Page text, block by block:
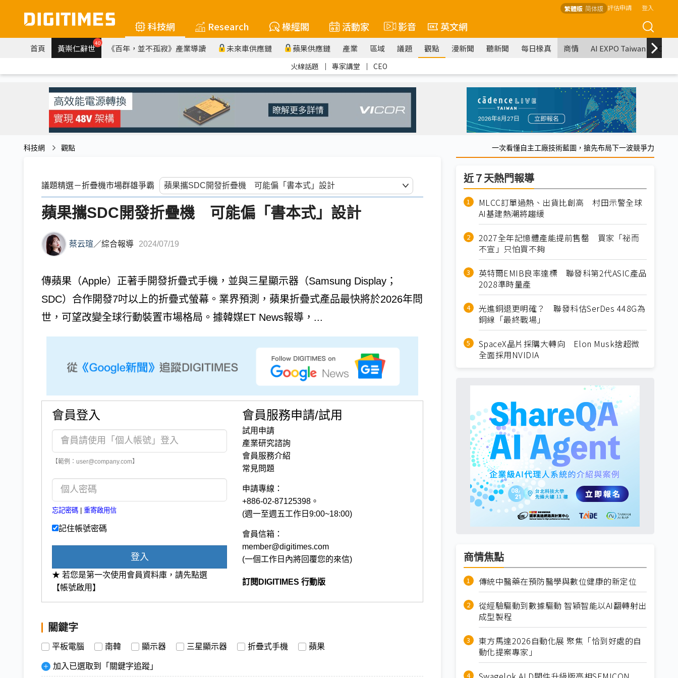
繁體版 简体版 評估申請 登入
科技網 Research 椽經閣 活動家 影音 英文網
首頁 黃崇仁辭世40 《百年，並不孤寂》產業導讀 未來車供應鏈 蘋果供應鏈 產業 區域 議題 觀點 漫新聞 聽新聞 每日椽真 商情 AI EXPO Taiwan
火線話題 ｜ 專家講堂 ｜ CEO
科技網 觀點 一次看懂自主工廠技術藍圖，搶先布局下一波競爭力
議題精選－折疊機市場群雄爭霸
蘋果攜SDC開發折疊機 可能偏「書本式」設計
蔡云瑄 ／綜合報導 2024/07/19
傳蘋果（Apple）正著手開發折疊式手機，並與三星顯示器（Samsung Display；
SDC）合作開發7吋以上的折疊式螢幕。業界預測，蘋果折疊式產品最快將於2026年問
世，可望改變全球行動裝置市場格局。據韓媒ET News報導，...
會員登入
【範例：user@company.com】
忘記密碼 重寄啟用信
記住帳號密碼
登入
★ 若您是第一次使用會員資料庫，請先點選
【帳號啟用】
會員服務申請/試用
試用申請
產業研究諮詢
會員服務介紹
常見問題
申請專線：
+886-02-87125398。
(週一至週五工作日9:00~18:00)
會員信箱：
member@digitimes.com
(一個工作日內將回覆您的來信)
訂閱DIGITIMES 行動版
關鍵字
平板電腦 南韓 顯示器 三星顯示器 折疊式手機 蘋果
加入已選取到「關鍵字追蹤」
近７天熱門報導
MLCC訂單過熱、出貨比創高 村田示警全球
AI基建熱潮將趨緩
2027全年記憶體產能提前售罄 買家「祕而
不宣」只怕買不夠
英特爾EMIB良率達標 聯發科第2代ASIC產品
2028準時量產
光進銅退更明確？ 聯發科估SerDes 448G為
銅線「最終戰場」
SpaceX晶片採購大轉向 Elon Musk捨超微
全面採用NVIDIA
商情焦點
傳統中醫藥在預防醫學與數位健康的新定位
從經驗驅動到數據驅動 智穎智能以AI翻轉射出
成型製程
東方馬達2026自動化展 聚焦「恰到好處的自
動化提案專家」